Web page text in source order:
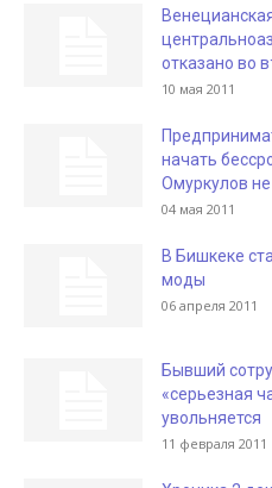
отказано во
10 мая 2011
начать
Омуркулов не
04 мая 2011
В Бишкеке
моды
06 апреля 2011
Бывший
«серьезная
увольняется
11 февраля 2011